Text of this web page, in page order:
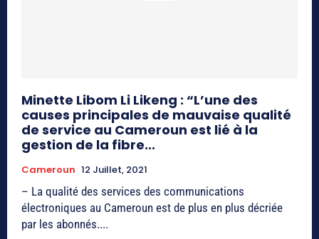
Minette Libom Li Likeng : “L’une des
causes principales de mauvaise qualité
de service au Cameroun est lié à la
gestion de la fibre...
Cameroun 12 Juillet, 2021
– La qualité des services des communications
électroniques au Cameroun est de plus en plus décriée
par les abonnés....